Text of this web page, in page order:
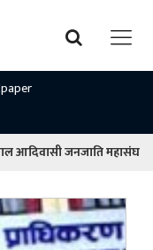
आदिवासी जनजाति महासंघ